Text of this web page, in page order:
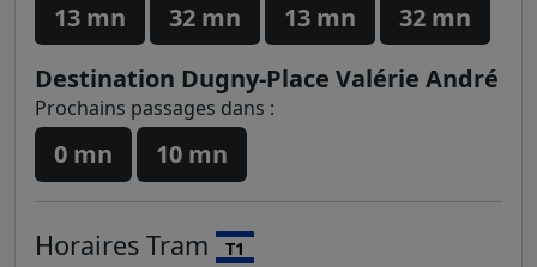
13 mn 32 mn 13 mn
32 mn
Destination Dugny-Place Valérie André
Prochains passages dans :
0 mn 10 mn
Horaires Tram T1